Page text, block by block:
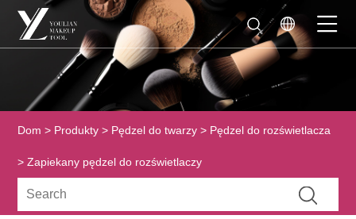
Dom > Produkty > Pędzel do twarzy > Pędzel do rozświetlacza
> Zapiekany pędzel do rozświetlaczy